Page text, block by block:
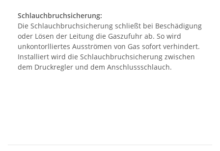
Schlauchbruchsicherung:
Die Schlauchbruchsicherung schließt bei Beschädigung
oder Lösen der Leitung die Gaszufuhr ab. So wird
unkontorlliertes Ausströmen von Gas sofort verhindert.
Installiert wird die Schlauchbruchsicherung zwischen
dem Druckregler und dem Anschlussschlauch.